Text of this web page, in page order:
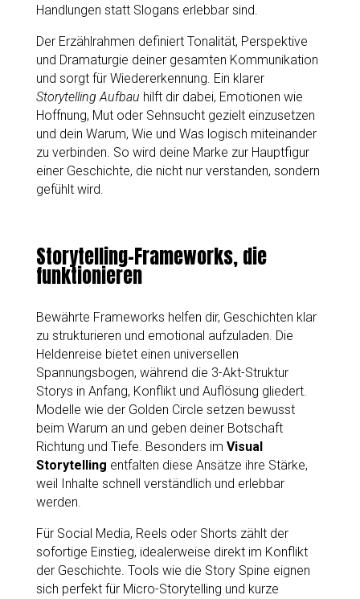
Handlungen statt Slogans erlebbar sind.
Der Erzählrahmen definiert Tonalität, Perspektive
und Dramaturgie deiner gesamten Kommunikation
und sorgt für Wiedererkennung. Ein klarer
Storytelling Aufbau hilft dir dabei, Emotionen wie
Hoffnung, Mut oder Sehnsucht gezielt einzusetzen
und dein Warum, Wie und Was logisch miteinander
zu verbinden. So wird deine Marke zur Hauptfigur
einer Geschichte, die nicht nur verstanden, sondern
gefühlt wird.
Storytelling-Frameworks, die
funktionieren
Bewährte Frameworks helfen dir, Geschichten klar
zu strukturieren und emotional aufzuladen. Die
Heldenreise bietet einen universellen
Spannungsbogen, während die 3-Akt-Struktur
Storys in Anfang, Konflikt und Auflösung gliedert.
Modelle wie der Golden Circle setzen bewusst
beim Warum an und geben deiner Botschaft
Richtung und Tiefe. Besonders im Visual
Storytelling entfalten diese Ansätze ihre Stärke,
weil Inhalte schnell verständlich und erlebbar
werden.
Für Social Media, Reels oder Shorts zählt der
sofortige Einstieg, idealerweise direkt im Konflikt
der Geschichte. Tools wie die Story Spine eignen
sich perfekt für Micro-Storytelling und kurze